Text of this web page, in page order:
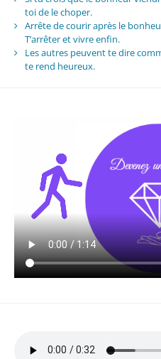
toi de le choper.
Arrête de courir après le
T’arrêter et vivre enfin.
Les autres peuvent te dire
te rend heureux.